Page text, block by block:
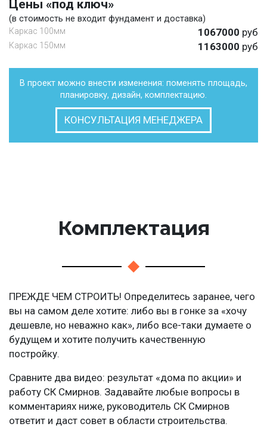
Цены «под ключ»
(в стоимость не входит фундамент и доставка)
Каркас 100мм 1067000 руб
Каркас 150мм 1163000 руб
В проект можно внести изменения: поменять площадь,
планировку, дизайн, комплектацию.
КОНСУЛЬТАЦИЯ МЕНЕДЖЕРА
Комплектация
ПРЕЖДЕ ЧЕМ СТРОИТЬ! Определитесь заранее, чего
вы на самом деле хотите: либо вы в гонке за «хочу
дешевле, но неважно как», либо все-таки думаете о
будущем и хотите получить качественную
постройку.
Сравните два видео: результат «дома по акции» и
работу СК Смирнов. Задавайте любые вопросы в
комментариях ниже, руководитель СК Смирнов
ответит и даст совет в области строительства.